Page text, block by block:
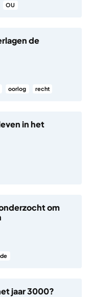
OU
de
oorlog recht
in het
om
jaar 3000?